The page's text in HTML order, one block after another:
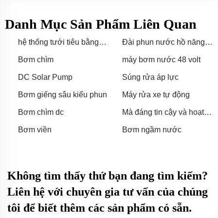
Danh Mục Sản Phẩm Liên Quan
hệ thống tưới tiêu bằng
Đài phun nước hồ năng
Bơm chìm
máy bơm nước 48 volt
DC Solar Pump Súng rửa áp lực
Bơm giếng sâu kiểu phun Máy rửa xe tự động
Bơm chìm dc
Mà đáng tin cậy và hoạt
lái xe giữ cho xe ở tình
Bơm viền Bơm ngầm nước
Không tìm thấy thứ bạn đang tìm kiếm?
Liên hệ với chuyên gia tư vấn của chúng
tôi để biết thêm các sản phẩm có sẵn.